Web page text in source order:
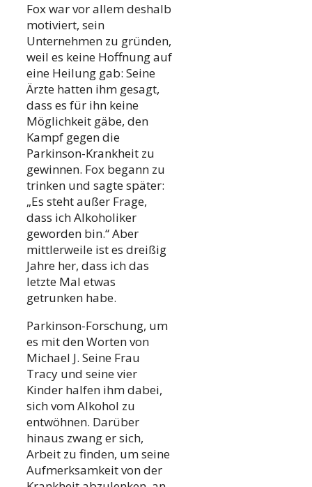
Fox war vor allem deshalb
motiviert, sein
Unternehmen zu gründen,
weil es keine Hoffnung auf
eine Heilung gab: Seine
Ärzte hatten ihm gesagt,
dass es für ihn keine
Möglichkeit gäbe, den
Kampf gegen die
Parkinson-Krankheit zu
gewinnen. Fox begann zu
trinken und sagte später:
„Es steht außer Frage,
dass ich Alkoholiker
geworden bin.“ Aber
mittlerweile ist es dreißig
Jahre her, dass ich das
letzte Mal etwas
getrunken habe.
Parkinson-Forschung, um
es mit den Worten von
Michael J. Seine Frau
Tracy und seine vier
Kinder halfen ihm dabei,
sich vom Alkohol zu
entwöhnen. Darüber
hinaus zwang er sich,
Arbeit zu finden, um seine
Aufmerksamkeit von der